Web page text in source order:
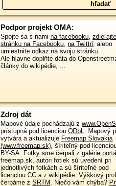
Podpor projekt OMA:
Spojte sa s nami na facebooku,
stránku na Facebooku, na Twittri, alebo
umiestnite odkaz na svoju stránku.
Ale hlavne doplňte dáta do
články do wikipédie, ...
Zdroj dát
Mapové údaje pochádzajú z
prístupná pod licenciou ODbL. Mapový
vytvára a aktualizuje Freemap Slovakia
(www.freemap.sk), šíriteľný pod
BY-SA. Fotky sme čerpali z galérie
freemap.sk, autori fotiek sú uvedení pri
jednotlivých fotkách a sú šíriteľné pod
licenciou CC a z wikipédie. Výškový
čerpáme z SRTM . Niečo vám chýba?